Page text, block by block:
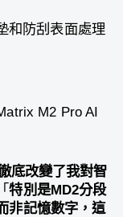
和防刮表面處理
M2 Pro AI
底改變了我對智
特別是MD2分段
非記憶數字，這